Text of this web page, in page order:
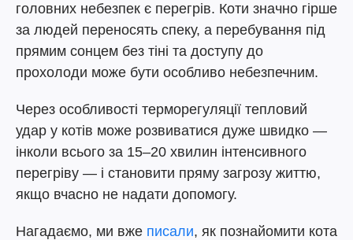
головних небезпек є перегрів. Коти значно гірше
за людей переносять спеку, а перебування під
прямим сонцем без тіні та доступу до
прохолоди може бути особливо небезпечним.
Через особливості терморегуляції тепловий
удар у котів може розвиватися дуже швидко —
інколи всього за 15–20 хвилин інтенсивного
перегріву — і становити пряму загрозу життю,
якщо вчасно не надати допомогу.
Нагадаємо, ми вже писали, як познайомити кота